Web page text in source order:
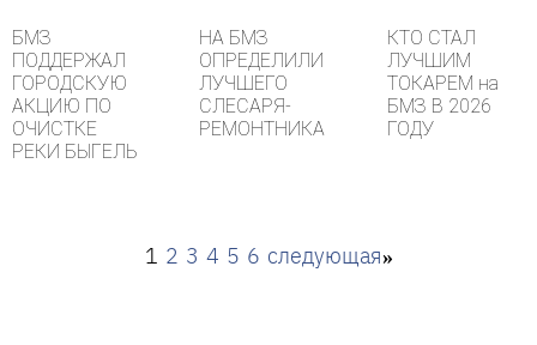
БМЗ
ПОДДЕРЖАЛ
ГОРОДСКУЮ
АКЦИЮ ПО
ОЧИСТКЕ
РЕКИ БЫГЕЛЬ
НА БМЗ
ОПРЕДЕЛИЛИ
ЛУЧШЕГО
СЛЕСАРЯ-
РЕМОНТНИКА
КТО СТАЛ
ЛУЧШИМ
ТОКАРЕМ на
БМЗ В 2026
ГОДУ
1 2 3 4 5 6 следующая»